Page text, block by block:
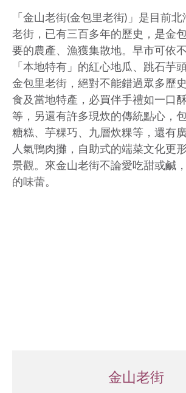
「金山老街(金包里老街)」是目前
老街，已有三百多年的歷史，是金
要的農產、漁獲集散地。早市可依
「本地特有」的紅心地瓜、跳石芋
金包里老街，絕對不能錯過眾多歷
食及當地特產，必買伴手禮如一口
等，另還有許多現炊的傳統點心，
糖糕、芋粿巧、九層炊粿等，還有
人氣鴨肉攤，自助式的端菜文化更
景觀。來金山老街不論愛吃甜或鹹
的味蕾。
金山老街